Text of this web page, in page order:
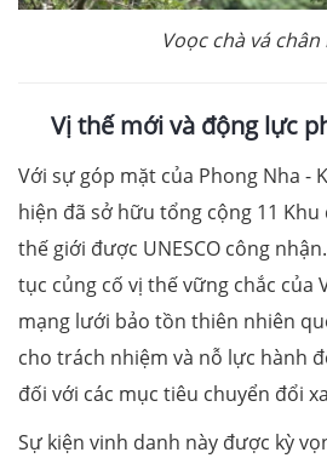
Voọc chà vá chân
Vị thế mới và động lực
Với sự góp mặt của Phong Nha -
hiện đã sở hữu tổng cộng 11
thế giới được UNESCO công
tục củng cố vị thế vững chắc của
mạng lưới bảo tồn thiên nhiên
cho trách nhiệm và nỗ lực hành
đối với các mục tiêu chuyển đổi
Sự kiện vinh danh này được kỳ